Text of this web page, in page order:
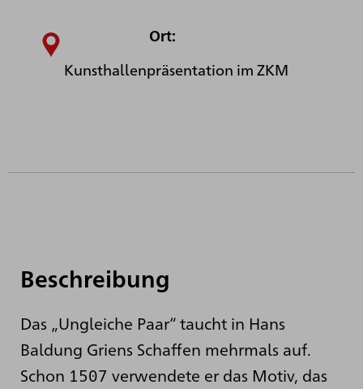
Ort:
Kunsthallenpräsentation im ZKM
Beschreibung
Das „Ungleiche Paar“ taucht in Hans
Baldung Griens Schaffen mehrmals auf.
Schon 1507 verwendete er das Motiv, das